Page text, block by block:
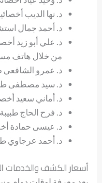
د. نها الديب
د. أحمد جمال
د. علي أبو زيد
من خلال هاتف
د. عمرو الشافعي
د. سيد مصطفى
د. أماني سعيد
د. فرح الحاج
د. عيسى حمادة
د. أحمد عرجاوي
أسعار الكشف